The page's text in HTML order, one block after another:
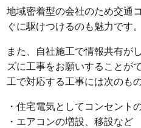
地域密着型の会社のため交通
ぐに駆けつけるのも魅力です。
また、自社施工で情報共有が
ズに工事をお願いすることが
工で対応する工事には次のも
・住宅電気としてコンセント
・エアコンの増設、移設など